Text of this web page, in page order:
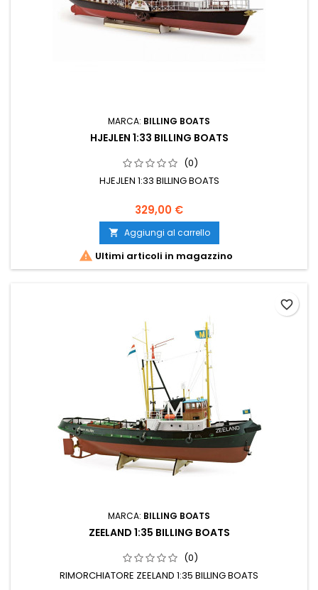
MARCA: BILLING BOATS
HJEJLEN 1:33 BILLING BOATS
(0)
HJEJLEN 1:33 BILLING BOATS
329,00 €
 Aggiungi al carrello
 Ultimi articoli in magazzino
MARCA: BILLING BOATS
ZEELAND 1:35 BILLING BOATS
(0)
RIMORCHIATORE ZEELAND 1:35 BILLING BOATS
favorite_border